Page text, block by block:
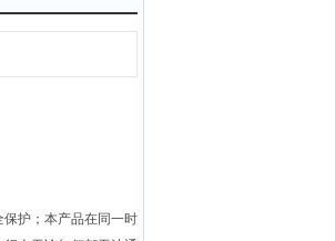
护；本产品在同一时